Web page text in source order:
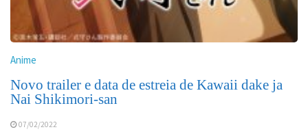
Anime
Novo trailer e data de estreia de Kawaii dake ja
Nai Shikimori-san
07/02/2022